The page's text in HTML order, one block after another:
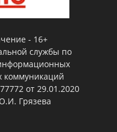
- 16+
службы по
коммуникаций
от 29.01.2020
Грязева